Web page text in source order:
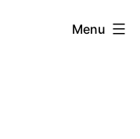
Menu